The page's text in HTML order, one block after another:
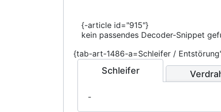
{-article id="915"}
kein passendes Decoder-Snippet
{tab-art-1486-a=Schleifer /
Schleifer
-